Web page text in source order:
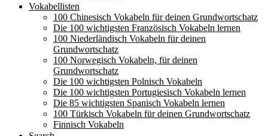
Vokabellisten
100 Chinesisch Vokabeln für deinen Grundwortschatz
Die 100 wichtigsten Französisch Vokabeln lernen
100 Niederländisch Vokabeln für deinen
Grundwortschatz
100 Norwegisch Vokabeln, für deinen
Grundwortschatz
Die 100 wichtigsten Polnisch Vokabeln
Die 100 wichtigsten Portugiesisch Vokabeln lernen
Die 85 wichtigsten Spanisch Vokabeln lernen
100 Türkisch Vokabeln für deinen Grundwortschatz
Finnisch Vokabeln